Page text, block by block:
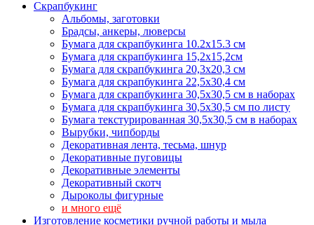
Скрапбукинг
Альбомы, заготовки
Брадсы, анкеры, люверсы
Бумага для скрапбукинга 10.2х15.3 см
Бумага для скрапбукинга 15,2х15,2см
Бумага для скрапбукинга 20,3х20,3 см
Бумага для скрапбукинга 22,5х30,4 см
Бумага для скрапбукинга 30,5х30,5 см в наборах
Бумага для скрапбукинга 30,5х30,5 см по листу
Бумага текстурированная 30,5х30,5 см в наборах
Вырубки, чипборды
Декоративная лента, тесьма, шнур
Декоративные пуговицы
Декоративные элементы
Декоративный скотч
Дыроколы фигурные
и много ещё
Изготовление косметики ручной работы и мыла